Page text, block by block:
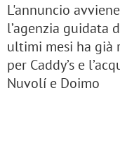
L'annuncio
l’agenzia guidata
ultimi mesi ha
per Caddy’s e
Nuvolí e Doimo